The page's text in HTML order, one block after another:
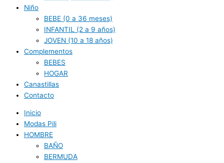
Niño
BEBE (0 a 36 meses)
INFANTIL (2 a 9 años)
JOVEN (10 a 18 años)
Complementos
BEBES
HOGAR
Canastillas
Contacto
Inicio
Modas Pili
HOMBRE
BAÑO
BERMUDA